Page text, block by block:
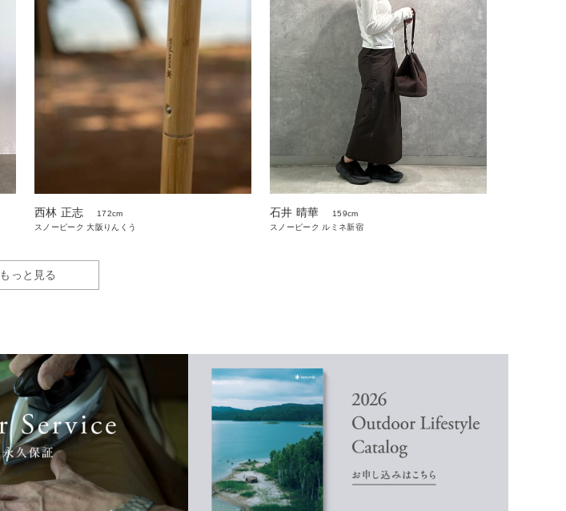
西林 正志
172cm
スノーピーク 大阪りんくう
石井 晴華
159cm
スノーピーク ルミネ新宿
もっと見る